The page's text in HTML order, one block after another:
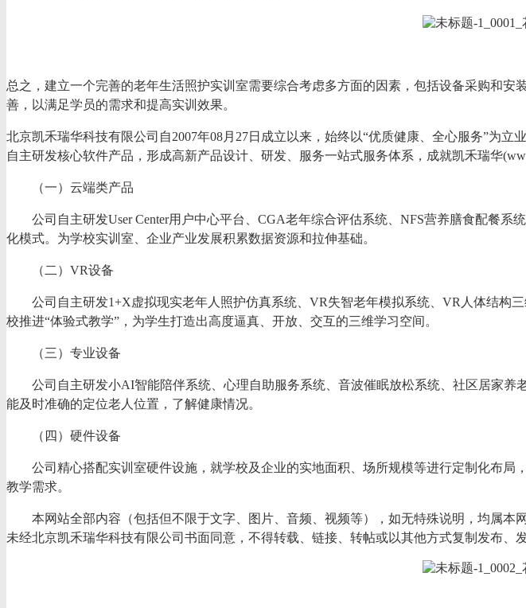
总之，建立一个完善的老年生活照护实训室需要综合考虑多方面的因素，包括设备采购和
善，以满足学员的需求和提高实训效果。
北京凯禾瑞华科技有限公司自2007年08月27日成立以来，始终以“优质健康、全心服务”为
自主研发核心软件产品，形成高新产品设计、研发、服务一站式服务体系，成就凯禾瑞华
（一）云端类产品
公司自主研发User Center用户中心平台、CGA老年综合评估系统、NFS营养膳食配餐
化模式。为学校实训室、企业产业发展积累数据资源和拉伸基础。
（二） VR设备
公司自主研发1+X虚拟现实老年人照护仿真系统、VR失智老年模拟系统、VR人体结构
校推进“体验式教学”，为学生打造出高度逼真、开放、交互的三维学习空间。
（三）专业设备
公司自主研发小AI智能陪伴系统、心理自助服务系统、音波催眠放松系统、社区居家
能及时准确的定位老人位置，了解健康情况。
（四）硬件设备
公司精心搭配实训室硬件设施，就学校及企业的实地面积、场所规模等进行定制化布
教学需求。
本网站全部内容（包括但不限于文字、图片、音频、视频等），如无特殊说明，均属
未经北京凯禾瑞华科技有限公司书面同意，不得转载、链接、转帖或以其他方式复制发布、